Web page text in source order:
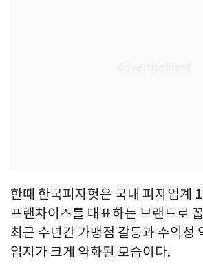
한때 한국피자헛은 국내 피자업계
프랜차이즈를 대표하는 브랜드로
최근 수년간 가맹점 갈등과 수익성
입지가 크게 약화된 모습이다.